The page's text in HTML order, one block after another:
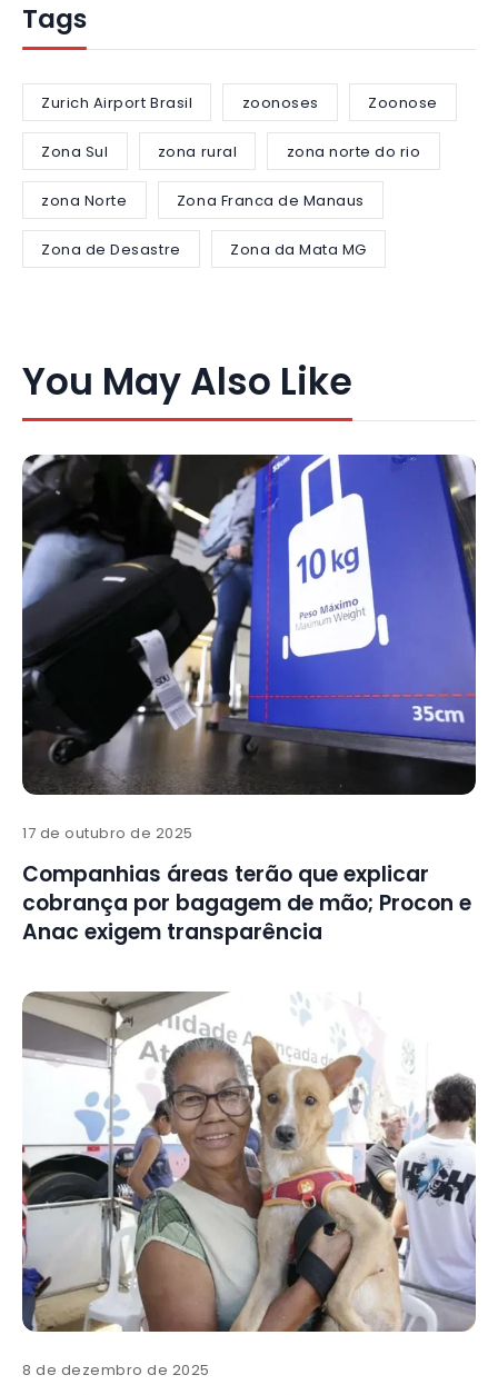
Tags
Zurich Airport Brasil zoonoses Zoonose
Zona Sul zona rural zona norte do rio
zona Norte Zona Franca de Manaus
Zona de Desastre Zona da Mata MG
You May Also Like
17 de outubro de 2025
Companhias áreas terão que explicar
cobrança por bagagem de mão; Procon e
Anac exigem transparência
8 de dezembro de 2025